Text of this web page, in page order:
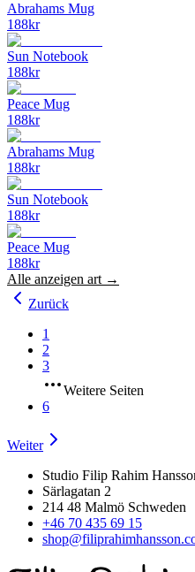
Abrahams Mug
188kr
Sun Notebook
188kr
Peace Mug
188kr
Abrahams Mug
188kr
Sun Notebook
188kr
Peace Mug
188kr
Alle anzeigen art →
Zurück
1
2
3
Weitere Seiten
6
Weiter
Studio Filip Rahim
Särlagatan 2
214 48 Malmö Schweden
+46 70 435 69 15